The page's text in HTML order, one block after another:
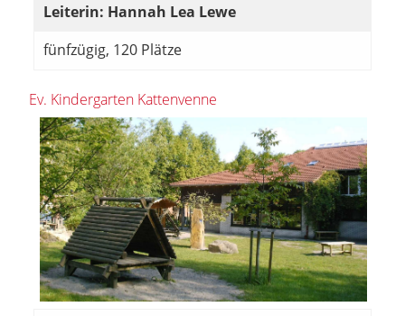
Leiterin: Hannah Lea Lewe
fünfzügig, 120 Plätze
Ev. Kindergarten Kattenvenne